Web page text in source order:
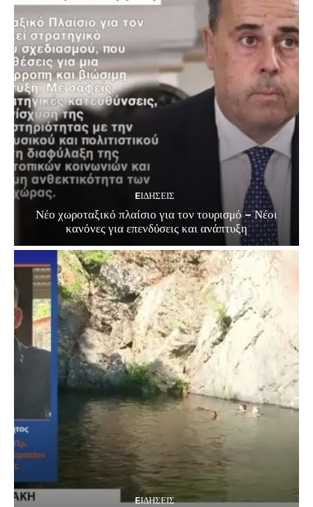
EΙΔΗΣΕΙΣ
Νέο χωροταξικό πλαίσιο για τον τουρισμό – Νέοι
κανόνες για επενδύσεις και ανάπτυξη
EΙΔΗΣΕΙΣ